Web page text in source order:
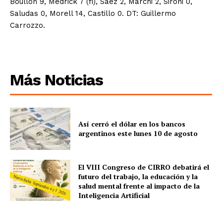
Saludas 0, Morell 14, Castillo 0. DT: Guillermo
Carrozzo.
Más Noticias
Así cerró el dólar en los bancos
argentinos este lunes 10 de agosto
El VIII Congreso de CIRRO debatirá el
futuro del trabajo, la educación y la
salud mental frente al impacto de la
Inteligencia Artificial